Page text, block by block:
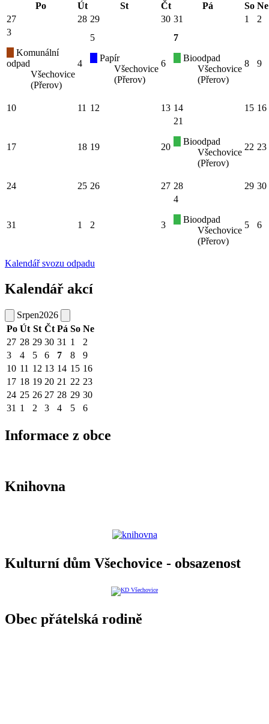
Po
Út St Čt Pá So Ne
27
28 29 30 31 1
2
3
Komunální
odpad
Všechovice
(Přerov)
4
5
Papír
Všechovice
(Přerov)
6
7
Bioodpad
Všechovice
(Přerov)
8 9
10 11 12 13 14 15 16
17 18 19 20
21
Bioodpad
Všechovice
(Přerov)
22 23
24 25 26 27 28 29 30
31 1 2 3
4
Bioodpad
Všechovice
(Přerov)
5 6
Kalendář svozu odpadu
Kalendář akcí
Srpen2026
Po Út St Čt Pá So Ne
27 28 29 30 31 1
2
3
4 5 6 7 8
9
10 11 12 13 14 15 16
17 18 19 20 21 22 23
24 25 26 27 28 29 30
31 1 2 3 4 5 6
Informace z obce
Knihovna
Kulturní dům Všechovice - obsazenost
Obec přátelská rodině